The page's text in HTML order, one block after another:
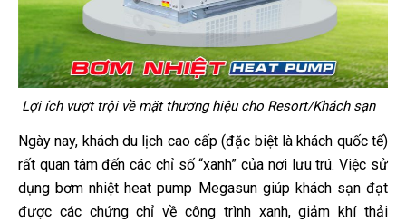
Lợi ích vượt trội về mặt thương hiệu cho Resort/Khách sạn
Ngày nay, khách du lịch cao cấp (đặc biệt là khách quốc tế)
rất quan tâm đến các chỉ số “xanh” của nơi lưu trú. Việc sử
dụng bơm nhiệt heat pump Megasun giúp khách sạn đạt
được các chứng chỉ về công trình xanh, giảm khí thải